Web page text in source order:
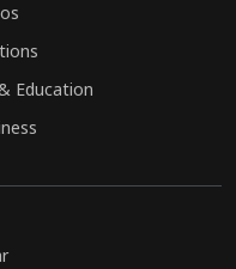
Education